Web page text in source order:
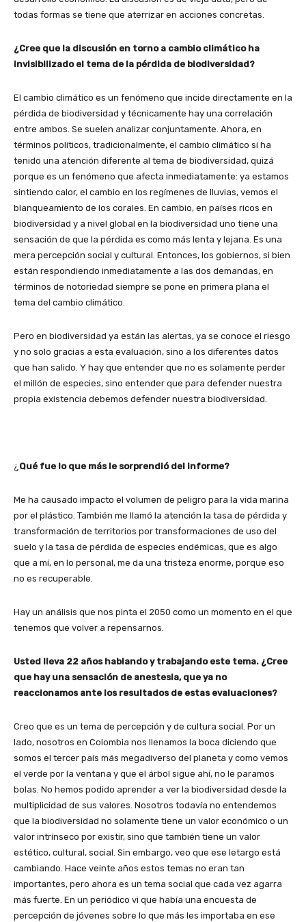
todas formas se tiene que aterrizar en acciones concretas.
¿Cree que la discusión en torno a cambio climático ha
invisibilizado el tema de la pérdida de biodiversidad?
El cambio climático es un fenómeno que incide directamente en la
pérdida de biodiversidad y técnicamente hay una correlación
entre ambos. Se suelen analizar conjuntamente. Ahora, en
términos políticos, tradicionalmente, el cambio climático sí ha
tenido una atención diferente al tema de biodiversidad, quizá
porque es un fenómeno que afecta inmediatamente: ya estamos
sintiendo calor, el cambio en los regímenes de lluvias, vemos el
blanqueamiento de los corales. En cambio, en países ricos en
biodiversidad y a nivel global en la biodiversidad uno tiene una
sensación de que la pérdida es como más lenta y lejana. Es una
mera percepción social y cultural. Entonces, los gobiernos, si bien
están respondiendo inmediatamente a las dos demandas, en
términos de notoriedad siempre se pone en primera plana el
tema del cambio climático.
Pero en biodiversidad ya están las alertas, ya se conoce el riesgo
y no solo gracias a esta evaluación, sino a los diferentes datos
que han salido. Y hay que entender que no es solamente perder
el millón de especies, sino entender que para defender nuestra
propia existencia debemos defender nuestra biodiversidad.
¿Qué fue lo que más le sorprendió del informe?
Me ha causado impacto el volumen de peligro para la vida marina
por el plástico. También me llamó la atención la tasa de pérdida y
transformación de territorios por transformaciones de uso del
suelo y la tasa de pérdida de especies endémicas, que es algo
que a mí, en lo personal, me da una tristeza enorme, porque eso
no es recuperable.
Hay un análisis que nos pinta el 2050 como un momento en el que
tenemos que volver a repensarnos.
Usted lleva 22 años hablando y trabajando este tema. ¿Cree
que hay una sensación de anestesia, que ya no
reaccionamos ante los resultados de estas evaluaciones?
Creo que es un tema de percepción y de cultura social. Por un
lado, nosotros en Colombia nos llenamos la boca diciendo que
somos el tercer país más megadiverso del planeta y como vemos
el verde por la ventana y que el árbol sigue ahí, no le paramos
bolas. No hemos podido aprender a ver la biodiversidad desde la
multiplicidad de sus valores. Nosotros todavía no entendemos
que la biodiversidad no solamente tiene un valor económico o un
valor intrínseco por existir, sino que también tiene un valor
estético, cultural, social. Sin embargo, veo que ese letargo está
cambiando. Hace veinte años estos temas no eran tan
importantes, pero ahora es un tema social que cada vez agarra
más fuerte. En un periódico vi que había una encuesta de
percepción de jóvenes sobre lo que más les importaba en ese